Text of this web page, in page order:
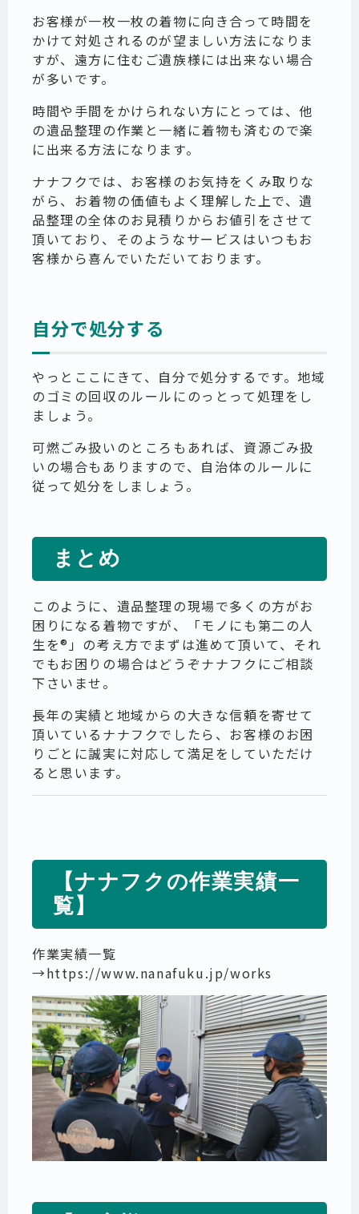
お客様が一枚一枚の着物に向き合って時間を
かけて対処されるのが望ましい方法になりま
すが、遠方に住むご遺族様には出来ない場合
が多いです。
時間や手間をかけられない方にとっては、他
の遺品整理の作業と一緒に着物も済むので楽
に出来る方法になります。
ナナフクでは、お客様のお気持をくみ取りな
がら、お着物の価値もよく理解した上で、遺
品整理の全体のお見積りからお値引をさせて
頂いており、そのようなサービスはいつもお
客様から喜んでいただいております。
自分で処分する
やっとここにきて、自分で処分するです。地域
のゴミの回収のルールにのっとって処理をし
ましょう。
可燃ごみ扱いのところもあれば、資源ごみ扱
いの場合もありますので、自治体のルールに
従って処分をしましょう。
まとめ
このように、遺品整理の現場で多くの方がお
困りになる着物ですが、「モノにも第二の人
生を®」の考え方でまずは進めて頂いて、それ
でもお困りの場合はどうぞナナフクにご相談
下さいませ。
長年の実績と地域からの大きな信頼を寄せて
頂いているナナフクでしたら、お客様のお困
りごとに誠実に対応して満足をしていただけ
ると思います。
【ナナフクの作業実績一
覧】
作業実績一覧
→https://www.nanafuku.jp/works